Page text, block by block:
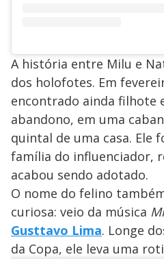
A história entre Milu e
dos holofotes. Em
encontrado ainda filhote
abandono, em uma
quintal de uma casa. Ele
família do influenciador,
acabou sendo adotado.
O nome do felino
curiosa: veio da música
Gusttavo Lima. Longe
da Copa, ele leva uma